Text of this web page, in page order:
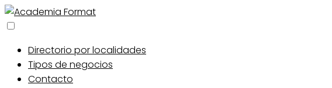
Directorio por localidades
Tipos de negocios
Contacto